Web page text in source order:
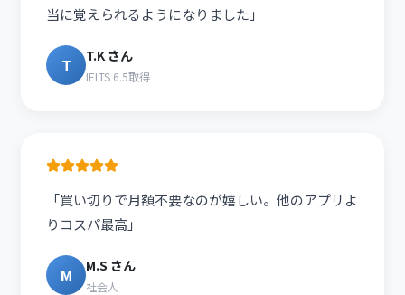
当に覚えられるようになりました」
T T.K さん
IELTS 6.5取得
「買い切りで月額不要なのが嬉しい。他のアプリよ
りコスパ最高」
M M.S さん
社会人